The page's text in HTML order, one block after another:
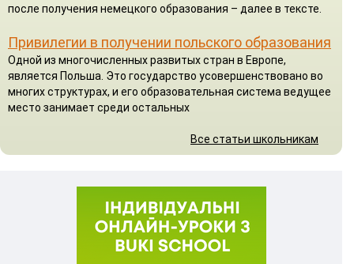
после получения немецкого образования – далее в тексте.
Привилегии в получении польского образования
Одной из многочисленных развитых стран в Европе,
является Польша. Это государство усовершенствовано во
многих структурах, и его образовательная система ведущее
место занимает среди остальных
Все статьи школьникам